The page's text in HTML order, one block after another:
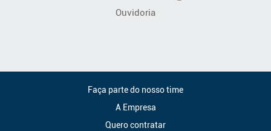
Ouvidoria
Faça parte do nosso time
A Empresa
Quero contratar